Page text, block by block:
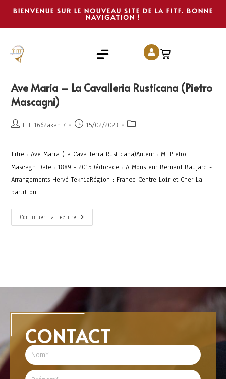
BIENVENUE SUR LE NOUVEAU SITE DE LA FITF. BONNE
NAVIGATION !
Ave Maria – La Cavalleria Rusticana (Pietro
Mascagni)
FITF1662akahi7 15/02/2023
Titre : Ave Maria (La Cavalleria Rusticana)Auteur : M. Pietro
MascagniDate : 1889 - 2015Dédicace : A Monsieur Bernard Baujard -
Arrangements Hervé TekniaRégion : France Centre Loir-et-Cher La
partition
Continuer La Lecture
CONTACT